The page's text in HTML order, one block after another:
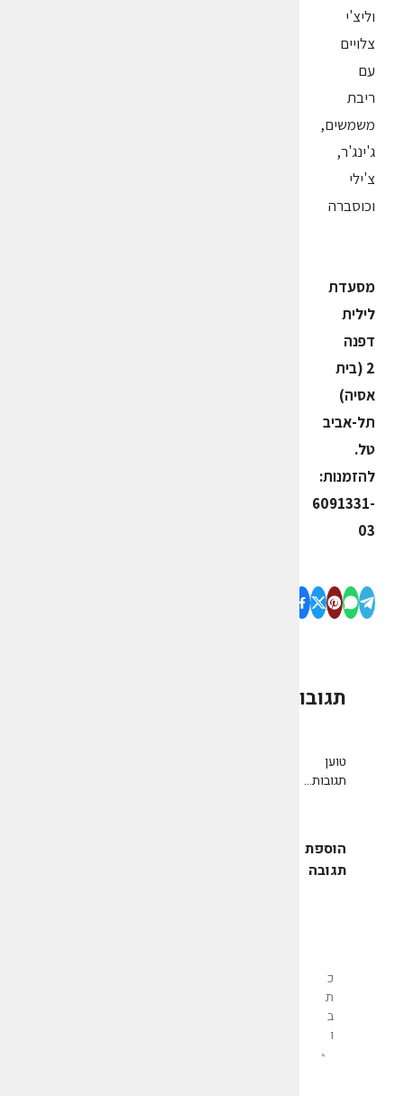
וליצ'י
צלויים
עם
ריבת
משמשים,
ג'ינג'ר,
צ'ילי
וכוסברה
מסעדת
לילית
דפנה
2 (בית
אסיה)
תל-אביב
טל.
להזמנות:
6091331-
03
תגובות
טוען
תגובות...
הוספת
תגובה